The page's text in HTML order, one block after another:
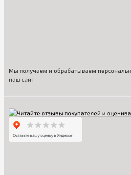
Мы получаем и обрабатываем
наш сайт